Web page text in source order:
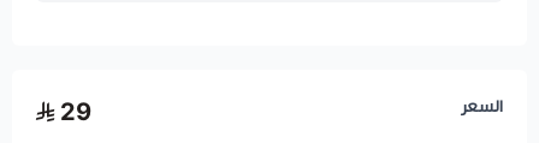
السعر 29